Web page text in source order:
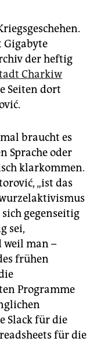
Gigabyte
der heftig
Charkiw
Seiten dort
braucht es
Sprache oder
klarkommen.
„ist das
gegenseitig
sei,
man –
frühen
Programme
Slack für die
für die